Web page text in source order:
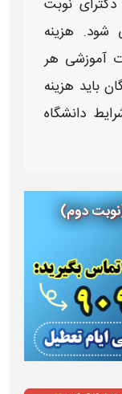
نوبت
هزینه
هر
هزینه‌